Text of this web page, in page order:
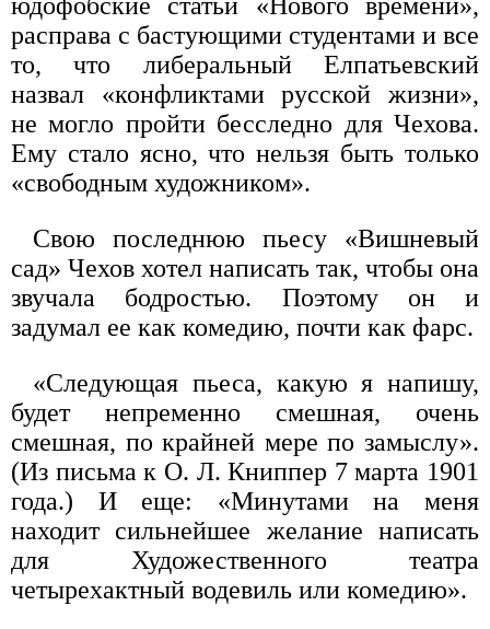
расправа с бастующими студентами и все
то, что либеральный Елпатьевский
назвал «конфликтами русской жизни»,
не могло пройти бесследно для Чехова.
Ему стало ясно, что нельзя быть только
«свободным художником».
Свою последнюю пьесу «Вишневый
сад» Чехов хотел написать так, чтобы она
звучала бодростью. Поэтому он и
задумал ее как комедию, почти как фарс.
«Следующая пьеса, какую я напишу,
будет непременно смешная, очень
смешная, по крайней мере по замыслу».
(Из письма к О. Л. Книппер 7 марта 1901
года.) И еще: «Минутами на меня
находит сильнейшее желание написать
для Художественного театра
четырехактный водевиль или комедию».